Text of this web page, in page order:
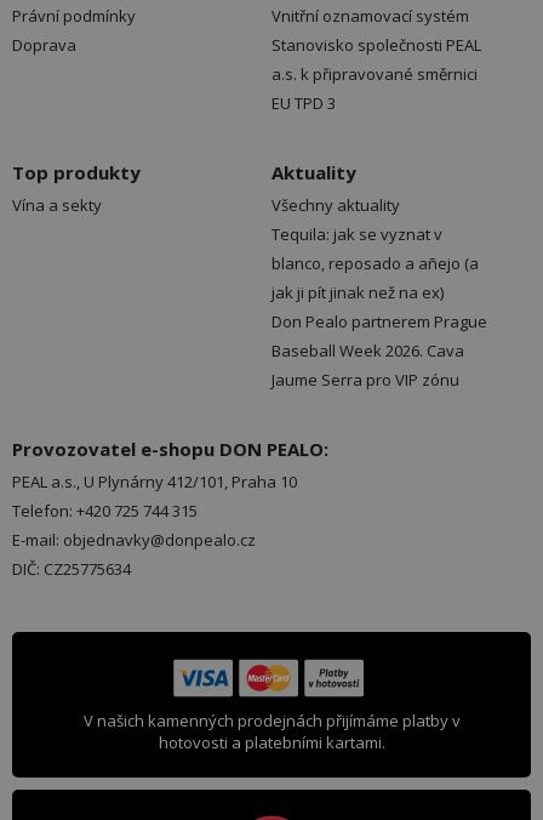
Právní podmínky
Doprava
Vnitřní oznamovací systém
Stanovisko společnosti PEAL
a.s. k připravované směrnici
EU TPD 3
Top produkty
Vína a sekty
Aktuality
Všechny aktuality
Tequila: jak se vyznat v
blanco, reposado a añejo (a
jak ji pít jinak než na ex)
Don Pealo partnerem Prague
Baseball Week 2026. Cava
Jaume Serra pro VIP zónu
Provozovatel e-shopu DON PEALO:
PEAL a.s., U Plynárny 412/101, Praha 10
Telefon: +420 725 744 315
E-mail: objednavky@donpealo.cz
DIČ: CZ25775634
V našich kamenných prodejnách přijímáme platby v
hotovosti a platebními kartami.